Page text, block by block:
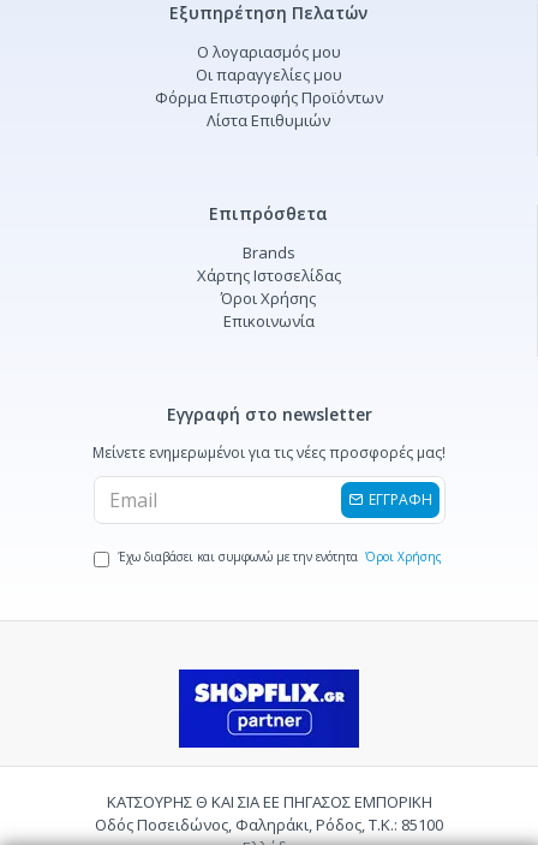
Εξυπηρέτηση Πελατών
Ο λογαριασμός μου
Οι παραγγελίες μου
Φόρμα Επιστροφής Προϊόντων
Λίστα Επιθυμιών
Επιπρόσθετα
Brands
Χάρτης Ιστοσελίδας
Όροι Χρήσης
Επικοινωνία
Εγγραφή στο newsletter
Μείνετε ενημερωμένοι για τις νέες προσφορές μας!
ΕΓΓΡΑΦΗ
Έχω διαβάσει και συμφωνώ με την ενότητα Όροι Χρήσης
ΚΑΤΣΟΥΡΗΣ Θ ΚΑΙ ΣΙΑ ΕΕ ΠΗΓΑΣΟΣ ΕΜΠΟΡΙΚΗ
Οδός Ποσειδώνος, Φαληράκι, Ρόδος, Τ.Κ.: 85100